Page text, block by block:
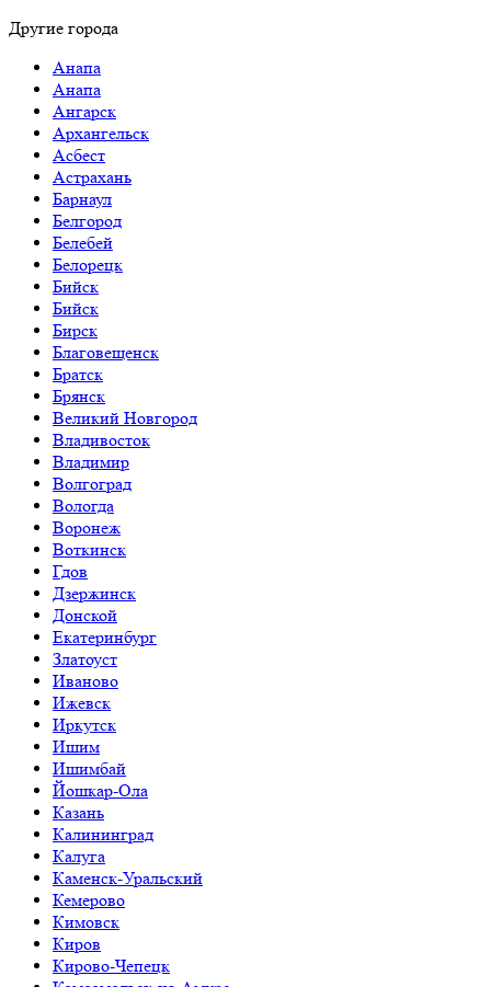
Другие города
Анапа
Анапа
Ангарск
Архангельск
Асбест
Астрахань
Барнаул
Белгород
Белебей
Белорецк
Бийск
Бийск
Бирск
Благовещенск
Братск
Брянск
Великий Новгород
Владивосток
Владимир
Волгоград
Вологда
Воронеж
Воткинск
Гдов
Дзержинск
Донской
Екатеринбург
Златоуст
Иваново
Ижевск
Иркутск
Ишим
Ишимбай
Йошкар-Ола
Казань
Калининград
Калуга
Каменск-Уральский
Кемерово
Кимовск
Киров
Кирово-Чепецк